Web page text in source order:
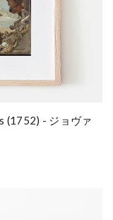
(1752) - ジョヴァ